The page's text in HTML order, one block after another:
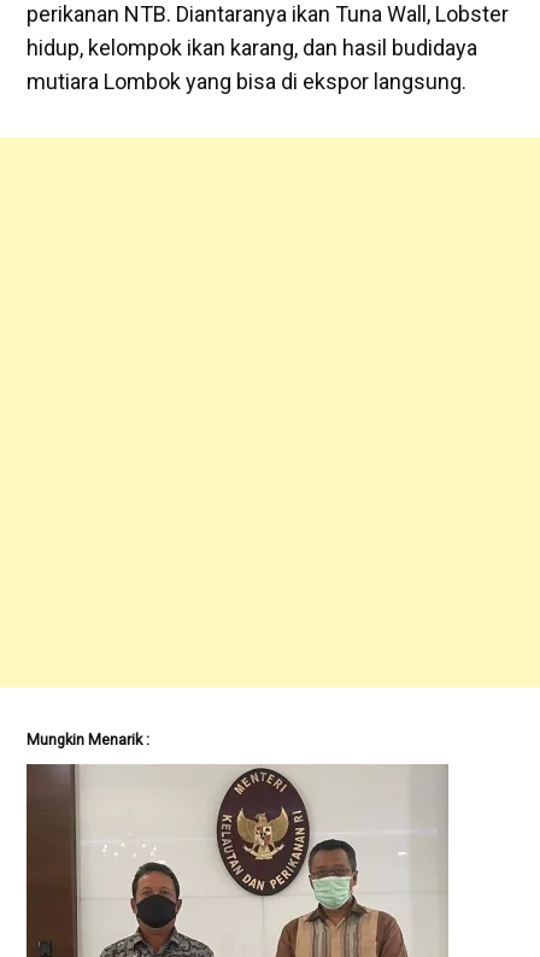
perikanan NTB. Diantaranya ikan Tuna Wall, Lobster
hidup, kelompok ikan karang, dan hasil budidaya
mutiara Lombok yang bisa di ekspor langsung.
Mungkin Menarik :